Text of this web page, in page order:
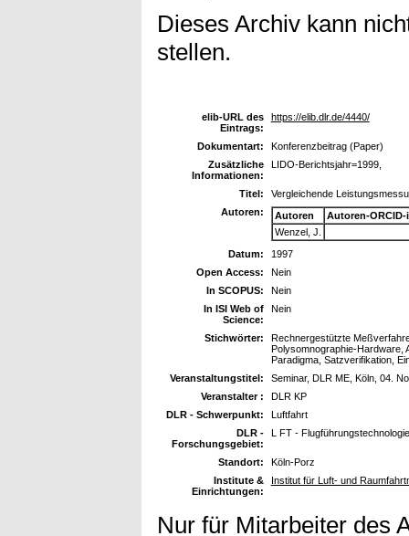
Dieses Archiv kann
stellen.
elib-URL des
Eintrags:
https://elib.dlr.de/4440/
Dokumentart:
Konferenzbeitrag (Paper)
Zusätzliche
Informationen:
LIDO-Berichtsjahr=1999,
Titel:
Vergleichende
Autoren:
Autoren
Autoren-ORCID-
Wenzel, J.
Datum:
1997
Open Access:
Nein
In SCOPUS:
Nein
In ISI Web of
Science:
Nein
Stichwörter:
Rechnergestützte
Polysomnographie-Hardware,
Paradigma, Satzverifikation,
Veranstaltungstitel:
Seminar, DLR ME, Köln, 04.
Veranstalter :
DLR KP
DLR - Schwerpunkt:
Luftfahrt
DLR -
Forschungsgebiet:
L FT -
Standort:
Köln-Porz
Institute &
Einrichtungen:
Institut für Luft- und
Nur für Mitarbeiter des